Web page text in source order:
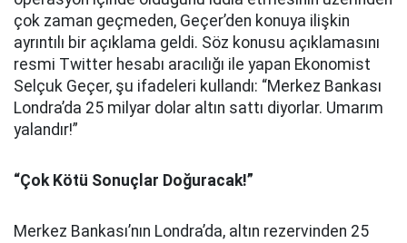
çok zaman geçmeden, Geçer’den konuya ilişkin
ayrıntılı bir açıklama geldi. Söz konusu açıklamasını
resmi Twitter hesabı aracılığı ile yapan Ekonomist
Selçuk Geçer, şu ifadeleri kullandı: “Merkez Bankası
Londra’da 25 milyar dolar altın sattı diyorlar. Umarım
yalandır!”
“Çok Kötü Sonuçlar Doğuracak!”
Merkez Bankası’nın Londra’da, altın rezervinden 25